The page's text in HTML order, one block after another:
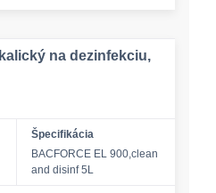
na dezinfekciu,
Špecifikácia
BACFORCE EL 900,clean
and disinf 5L